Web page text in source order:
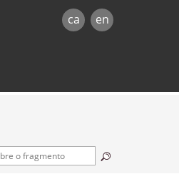
ca en